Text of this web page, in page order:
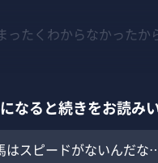
たくわからなかったか
なると続きをお読み
はスピードがないんだ